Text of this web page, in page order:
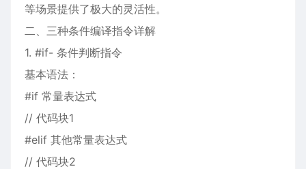
等场景提供了极大的灵活性。
二、三种条件编译指令详解
1. #if- 条件判断指令
基本语法：
#if 常量表达式
// 代码块1
#elif 其他常量表达式
// 代码块2